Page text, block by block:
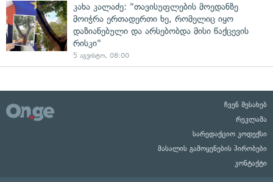
კახა კალაძე: "თავისუფლების მოედანზე
მოიჭრა ერთადერთი ხე, რომელიც იყო
დაზიანებული და არსებობდა მისი წაქცევის
რისკი"
5 აგვისტო, 08:00
ჩვენ შესახებ
რეკლამა
სარედაქციო კოდექსი
მასალის გამოყენების პირობები
კონტაქტი